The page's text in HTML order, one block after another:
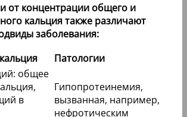
от концентрации общего и
кальция также различают
заболевания:
Патологии
общее
в
Гипопротеинемия,
вызванная, например,
нефротическим